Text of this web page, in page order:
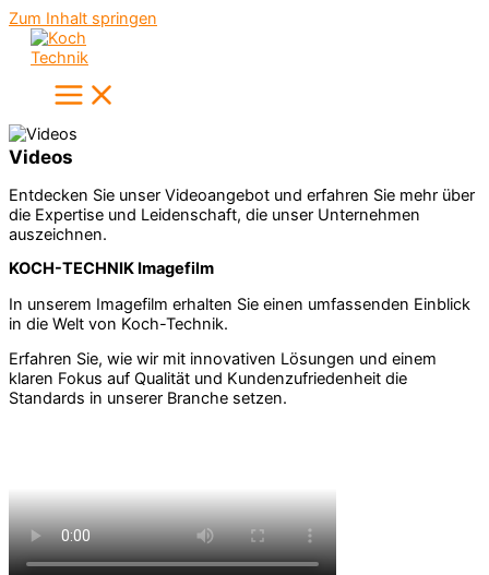
Zum Inhalt springen
Videos
Entdecken Sie unser Videoangebot und erfahren Sie mehr über
die Expertise und Leidenschaft, die unser Unternehmen
auszeichnen.
KOCH-TECHNIK Imagefilm
In unserem Imagefilm erhalten Sie einen umfassenden Einblick
in die Welt von Koch-Technik.
Erfahren Sie, wie wir mit innovativen Lösungen und einem
klaren Fokus auf Qualität und Kundenzufriedenheit die
Standards in unserer Branche setzen.